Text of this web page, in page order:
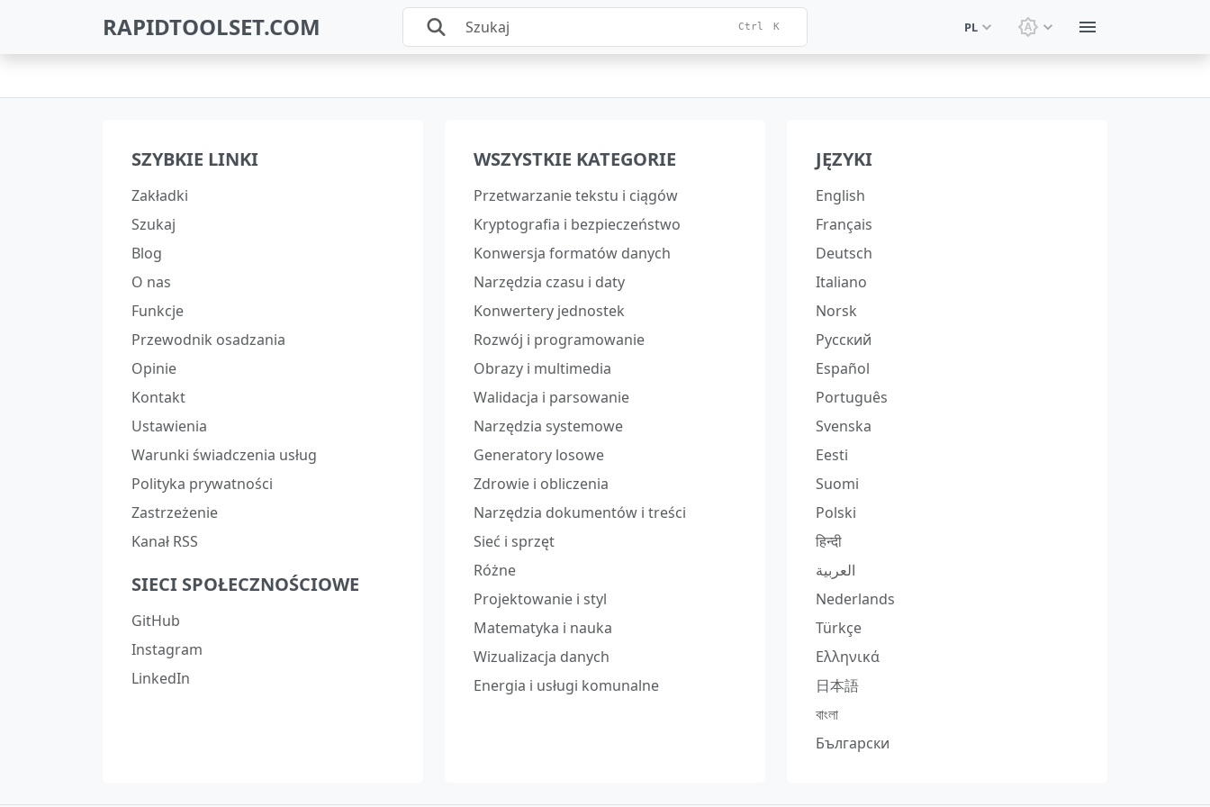
RAPIDTOOLSET.COM Ctrl K PL Zmień motyw: Motyw
SZYBKIE LINKI
Zakładki
Szukaj
Blog
O nas
Funkcje
Przewodnik osadzania
Opinie
Kontakt
Ustawienia
Warunki świadczenia usług
Polityka prywatności
Zastrzeżenie
Kanał RSS
SIECI SPOŁECZNOŚCIOWE
GitHub
Instagram
LinkedIn
WSZYSTKIE KATEGORIE
Przetwarzanie tekstu i ciągów
Kryptografia i bezpieczeństwo
Konwersja formatów danych
Narzędzia czasu i daty
Konwertery jednostek
Rozwój i programowanie
Obrazy i multimedia
Walidacja i parsowanie
Narzędzia systemowe
Generatory losowe
Zdrowie i obliczenia
Narzędzia dokumentów i treści
Sieć i sprzęt
Różne
Projektowanie i styl
Matematyka i nauka
Wizualizacja danych
Energia i usługi komunalne
JĘZYKI
English
Français
Deutsch
Italiano
Norsk
Русский
Español
Português
Svenska
Eesti
Suomi
Polski
हिन्दी
العربية
Nederlands
Türkçe
Ελληνικά
日本語
বাংলা
Български